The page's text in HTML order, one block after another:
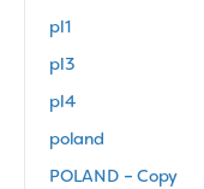
pl1
pl3
pl4
poland
POLAND – Copy